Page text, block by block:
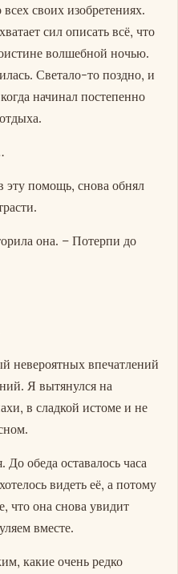
своих изобретениях.
сил описать всё, что
волшебной ночью.
Светало-то поздно, и
начинал постепенно
эту помощь, снова обнял
она. – Потерпи до
невероятных впечатлений
Я вытянулся на
в сладкой истоме и не
обеда оставалось часа
видеть её, а потому
что она снова увидит
вместе.
какие очень редко